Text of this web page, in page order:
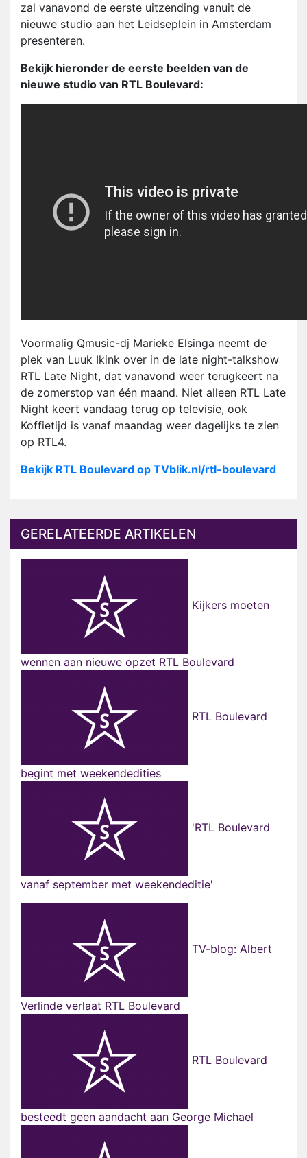
zal vanavond de eerste uitzending vanuit de
nieuwe studio aan het Leidseplein in Amsterdam
presenteren.
Bekijk hieronder de eerste beelden van de
nieuwe studio van RTL Boulevard:
Voormalig Qmusic-dj Marieke Elsinga neemt de
plek van Luuk Ikink over in de late night-talkshow
RTL Late Night, dat vanavond weer terugkeert na
de zomerstop van één maand. Niet alleen RTL Late
Night keert vandaag terug op televisie, ook
Koffietijd is vanaf maandag weer dagelijks te zien
op RTL4.
Bekijk RTL Boulevard op TVblik.nl/rtl-boulevard
GERELATEERDE ARTIKELEN
Kijkers moeten
wennen aan nieuwe opzet RTL Boulevard
RTL Boulevard
begint met weekendedities
'RTL Boulevard
vanaf september met weekendeditie'
TV-blog: Albert
Verlinde verlaat RTL Boulevard
RTL Boulevard
besteedt geen aandacht aan George Michael